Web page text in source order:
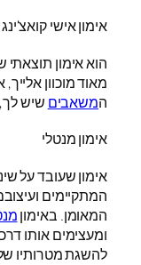
אימון אישי קואצ'ינג
הוא אימון
מאוד מוכוון
המשאבים שיש
אימון מנטלי
אימון שעובד על
המתקיימים
המאומן. באימון
ומעצימים אותו
להשגת מטרותיו